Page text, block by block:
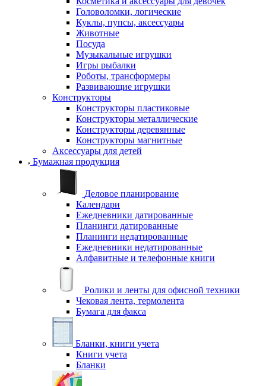
Головоломки, логические
Куклы, пупсы, аксессуары
Животные
Посуда
Музыкальные игрушки
Игры рыбалки
Роботы, трансформеры
Развивающие игрушки
Конструкторы
Конструкторы пластиковые
Конструкторы металлические
Конструкторы деревянные
Конструкторы магнитные
Аксессуары для детей
Бумажная продукция
Деловое планирование
Календари
Ежедневники датированные
Планинги датированные
Планинги недатированные
Ежедневники недатированные
Алфавитные и телефонные книги
Ролики и ленты для офисной техники
Чековая лента, термолента
Бумага для факса
Бланки, книги учета
Книги учета
Бланки